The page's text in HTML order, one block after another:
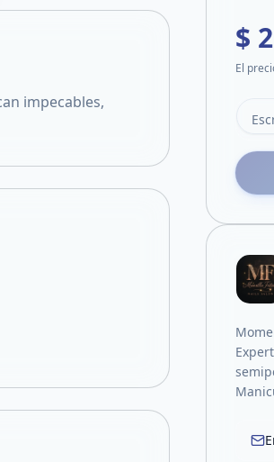
impecables,
$
El